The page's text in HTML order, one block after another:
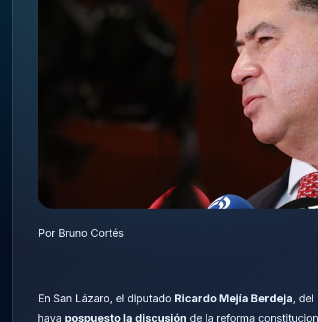
Por Bruno Cortés
En San Lázaro, el diputado Ricardo Mejía Berdeja, del
haya pospuesto la discusión de la reforma